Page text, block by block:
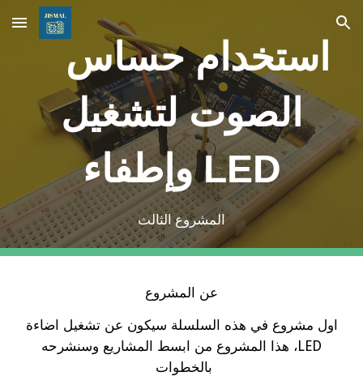
Skip to main content Skip to navigation
استخدام حساس
الصوت لتشغيل
وإطفاء LED
المشروع الثالث
عن المشروع
اول مشروع في هذه السلسلة سيكون عن تشغيل اضاءة
LED، هذا المشروع من ابسط المشاريع وسنشرحه
بالخطوات